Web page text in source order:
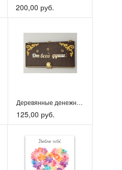
200,00 руб.
Деревянные денежные конверты
125,00 руб.